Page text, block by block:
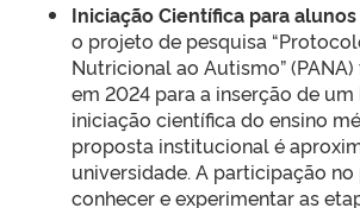
Iniciação Científica para
o projeto de pesquisa
Nutricional ao Autismo”
em 2024 para a inserção de
iniciação científica do ensino
proposta institucional é
universidade. A participação
conhecer e experimentar as